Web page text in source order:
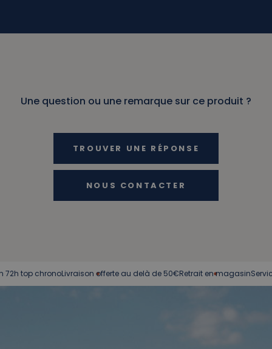
Une question ou une remarque sur ce produit ?
TROUVER UNE RÉPONSE
NOUS CONTACTER
Livraison offerte au delà de 50€Retrait en magasinService client à